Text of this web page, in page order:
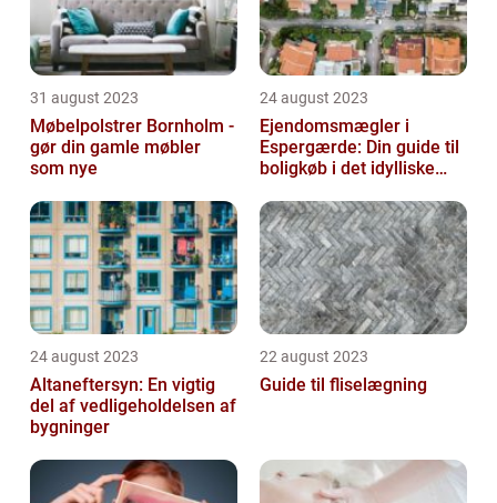
31 august 2023
Møbelpolstrer Bornholm -
gør din gamle møbler
som nye
24 august 2023
Ejendomsmægler i
Espergærde: Din guide til
boligkøb i det idylliske
24 august 2023
Altaneftersyn: En vigtig
del af vedligeholdelsen af
bygninger
22 august 2023
Guide til fliselægning